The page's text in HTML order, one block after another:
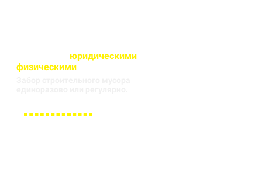
юридическими
физическими